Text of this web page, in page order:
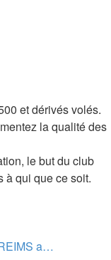
et dérivés volés.
la qualité des
le but du club
à qui que ce soit.
a…